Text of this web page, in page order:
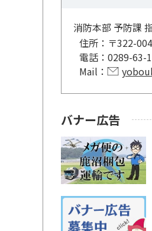
消防本部 予防課
住所： 〒322-
電話： 0289-63-
Mail：
バナー広告